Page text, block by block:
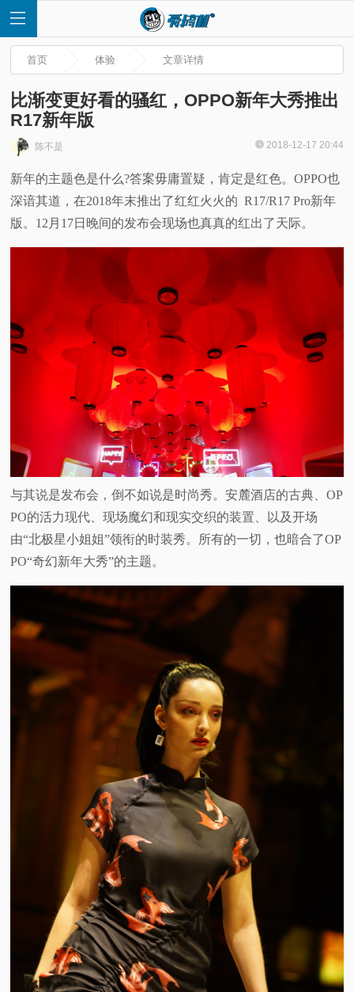
首
页
快
测
普
体
专
首页 体验 文章详情
比渐变更好看的骚红，OPPO新年大秀推出
R17新年版
陈不是 2018-12-17 20:44
新年的主题色是什么?答案毋庸置疑，肯定是红色。OPPO也
深谙其道，在2018年末推出了红红火火的 R17/R17 Pro新年
版。12月17日晚间的发布会现场也真真的红出了天际。
与其说是发布会，倒不如说是时尚秀。安麓酒店的古典、OP
PO的活力现代、现场魔幻和现实交织的装置、以及开场
由“北极星小姐姐”领衔的时装秀。所有的一切，也暗合了OP
PO“奇幻新年大秀”的主题。